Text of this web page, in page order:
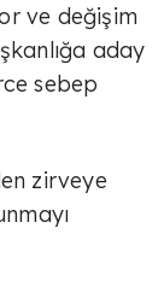
ve değişim
aday
sebep
zirveye